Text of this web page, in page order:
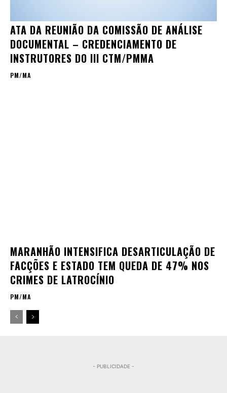
ATA DA REUNIÃO DA COMISSÃO DE ANÁLISE
DOCUMENTAL – CREDENCIAMENTO DE
INSTRUTORES DO III CTM/PMMA
PM/MA
MARANHÃO INTENSIFICA DESARTICULAÇÃO DE
FACÇÕES E ESTADO TEM QUEDA DE 47% NOS
CRIMES DE LATROCÍNIO
PM/MA
- PUBLICIDADE -